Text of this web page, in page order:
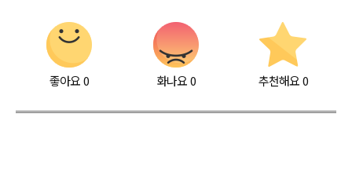
좋아요0 화나요0 추천해요 0